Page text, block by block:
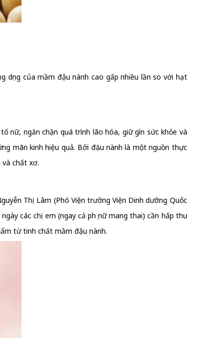
của mầm đậu nành cao gấp nhiều lần so với hạt
nữ, ngăn chặn quá trình lão hóa, giữ gìn sức khỏe và
mãn kinh hiệu quả. Bởi đậu nành là một nguồn thực
chất xơ.
Thị Lâm (Phó Viện trưởng Viện Dinh dưỡng Quốc
các chị em (ngay cả phụ nữ mang thai) cần hấp thu
từ tinh chất mầm đậu nành.